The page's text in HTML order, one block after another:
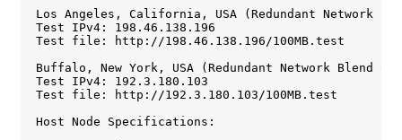
Los Angeles, California, USA (Redundant Network
Test IPv4: 198.46.138.196
Test file: http://198.46.138.196/100MB.test
Buffalo, New York, USA (Redundant Network Blend
Test IPv4: 192.3.180.103
Test file: http://192.3.180.103/100MB.test
Host Node Specifications: